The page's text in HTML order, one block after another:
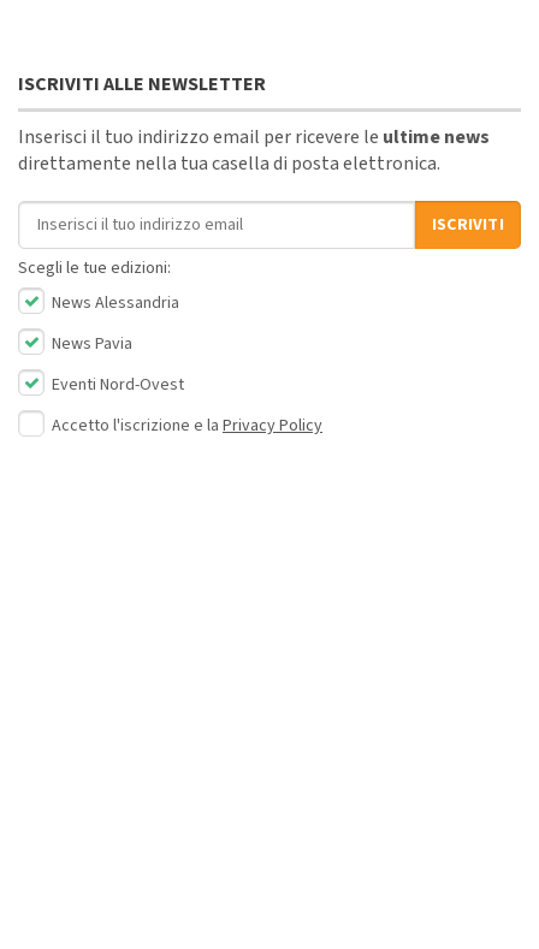
ISCRIVITI ALLE NEWSLETTER
Inserisci il tuo indirizzo email per ricevere le ultime news
direttamente nella tua casella di posta elettronica.
Indirizzo email
ISCRIVITI
Scegli le tue edizioni:
News Alessandria
News Pavia
Eventi Nord-Ovest
Accetto l'iscrizione e la Privacy Policy